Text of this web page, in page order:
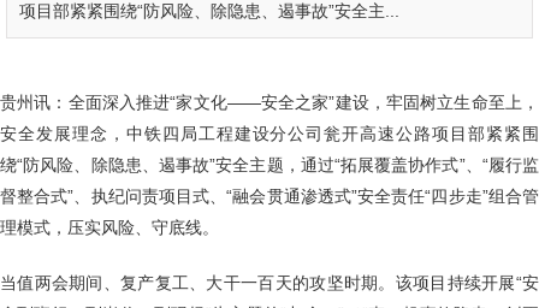
项目部紧紧围绕“防风险、除隐患、遏事故”安全主...
贵州讯：全面深入推进“家文化——安全之家”建设，牢固树立生命至上，
安全发展理念，中铁四局工程建设分公司瓮开高速公路项目部紧紧围
绕“防风险、除隐患、遏事故”安全主题，通过“拓展覆盖协作式”、“履行监
督整合式”、执纪问责项目式、“融会贯通渗透式”安全责任“四步走”组合管
理模式，压实风险、守底线。
当值两会期间、复产复工、大干一百天的攻坚时期。该项目持续开展“安